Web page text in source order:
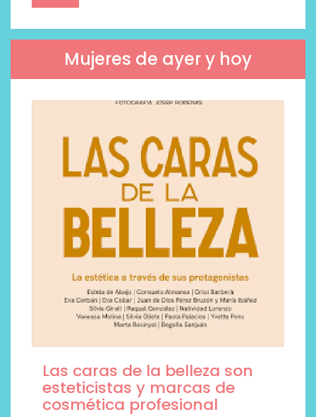
Mujeres de ayer y hoy
Las caras de la belleza son
esteticistas y marcas de
cosmética profesional